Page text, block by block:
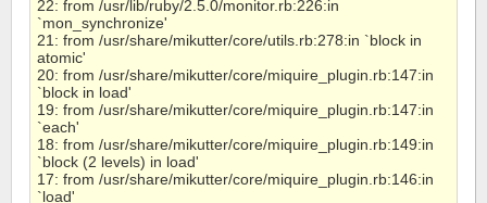
22: from /usr/lib/ruby/2.5.0/monitor.rb:226:in
`mon_synchronize'
21: from /usr/share/mikutter/core/utils.rb:278:in `block in
atomic'
20: from /usr/share/mikutter/core/miquire_plugin.rb:147:in
`block in load'
19: from /usr/share/mikutter/core/miquire_plugin.rb:147:in
`each'
18: from /usr/share/mikutter/core/miquire_plugin.rb:149:in
`block (2 levels) in load'
17: from /usr/share/mikutter/core/miquire_plugin.rb:146:in
`load'